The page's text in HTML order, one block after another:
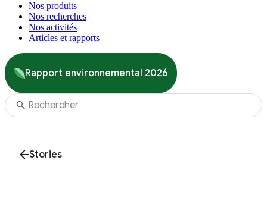
Nos produits
Nos recherches
Nos activités
Articles et rapports
Rapport environnemental 2026
Stories